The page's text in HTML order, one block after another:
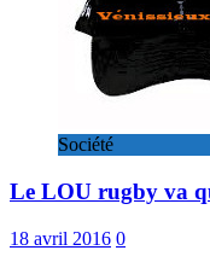
Société
Le LOU rugby va
18 avril 2016 0